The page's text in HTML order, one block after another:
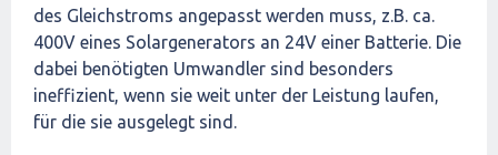
des Gleichstroms angepasst werden muss, z.B. ca.
400V eines Solargenerators an 24V einer Batterie. Die
dabei benötigten Umwandler sind besonders
ineffizient, wenn sie weit unter der Leistung laufen,
für die sie ausgelegt sind.